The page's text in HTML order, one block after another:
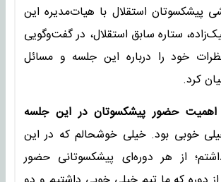
پیشکسوتان استقلال با هیات‌مدیره این
ستاره سابق استقلال، در گفت‌وگویی
خود را درباره این جلسه و مسائل
کرد.
اهمیت حضور پیشکسوتان در این جلسه
خوبی بود. خیلی خوشحالم که در این
از هر دوره‌ای پیشکسوتانی حضور